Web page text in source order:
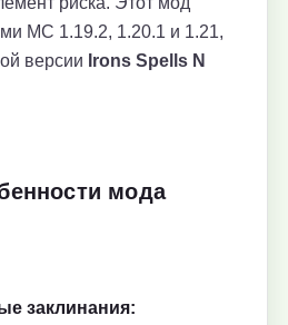
MC 1.19.2, 1.20.1 и 1.21,
версии Irons Spells N
мода
заклинания: